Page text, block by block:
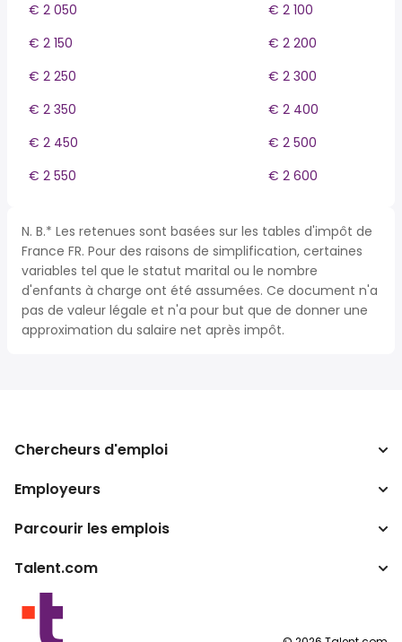
€ 2 050
€ 2 100
€ 2 150
€ 2 200
€ 2 250
€ 2 300
€ 2 350
€ 2 400
€ 2 450
€ 2 500
€ 2 550
€ 2 600
N. B.* Les retenues sont basées sur les tables d'impôt de
France FR. Pour des raisons de simplification, certaines
variables tel que le statut marital ou le nombre
d'enfants à charge ont été assumées. Ce document n'a
pas de valeur légale et n'a pour but que de donner une
approximation du salaire net après impôt.
Chercheurs d'emploi
Recherche d'emploi
Recherche de salaire
Convertisseur de salaire
Employeurs
Entreprises
Parcourir les emplois
Recherches populaires
Par lieu
By category
Talent.com
Autres pays
Conditions d’utilisation